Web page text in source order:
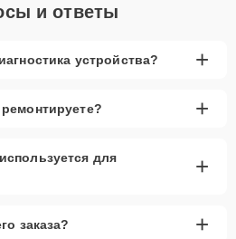
и ответы
устройства? +
+
для
+
заказа? +